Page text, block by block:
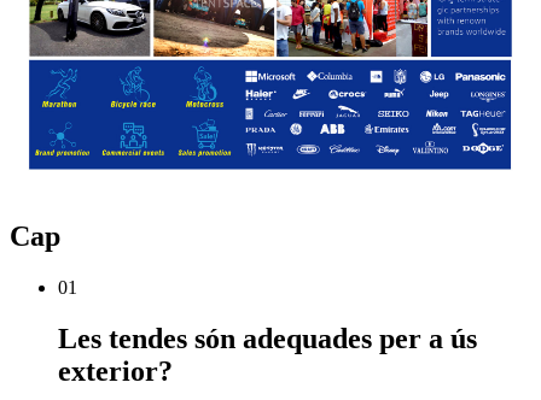
Cap
01
Les tendes són adequades per a ús
exterior?